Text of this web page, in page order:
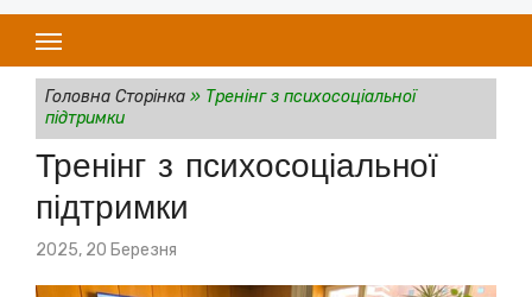
Головна Сторінка» Тренінг з психосоціальної
підтримки
Тренінг з психосоціальної
підтримки
Posted
2025, 20 Березня